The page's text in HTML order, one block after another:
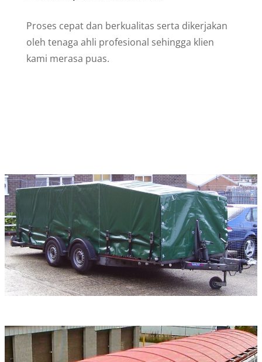
Proses cepat dan berkualitas serta dikerjakan
oleh tenaga ahli profesional sehingga klien
kami merasa puas.